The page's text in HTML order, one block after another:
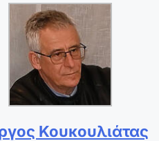
Κουκουλιάτας